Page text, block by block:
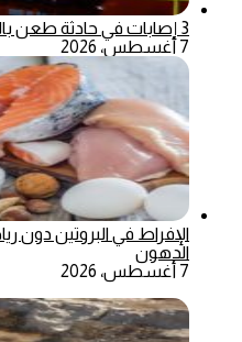
3 إصابات في حادثة طعن بالطيبة داخل أراضي الـ48
7 أغسطس، 2026
الإفراط في البروتين دون
الدهون
7 أغسطس، 2026